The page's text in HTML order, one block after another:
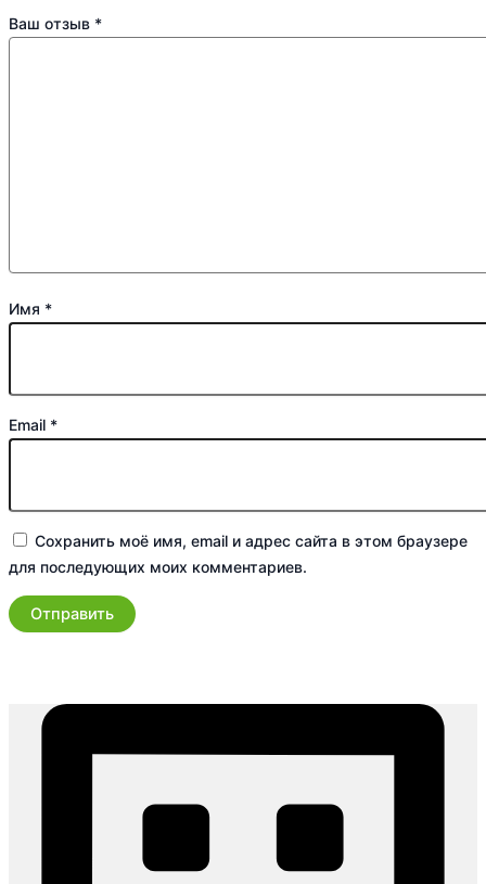
Ваш отзыв *
Имя *
Email *
Сохранить моё имя, email и адрес сайта в этом браузере
для последующих моих комментариев.